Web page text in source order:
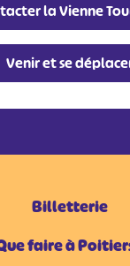
la Vienne
Venir et se
Billetterie
faire à